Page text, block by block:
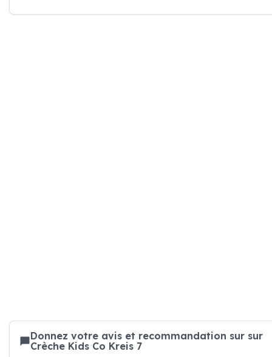
Donnez votre avis et recommandation sur sur
Crèche Kids Co Kreis 7